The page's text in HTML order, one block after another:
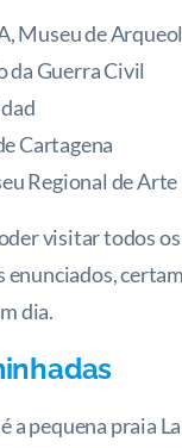
Museu de
da Guerra Civil
Cartagena
Regional de Arte
visitar todos os
dia.
a pequena praia